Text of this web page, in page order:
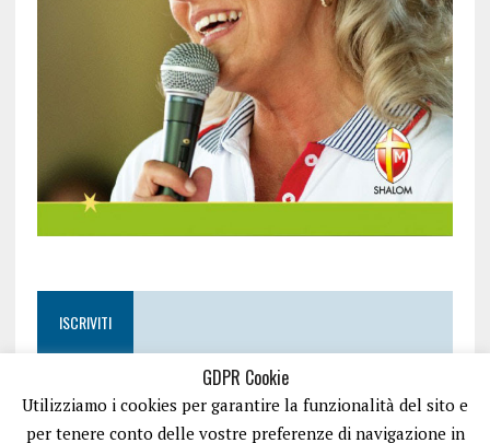
ISCRIVITI
GDPR Cookie
Utilizziamo i cookies per garantire la funzionalità del sito e
per tenere conto delle vostre preferenze di navigazione in